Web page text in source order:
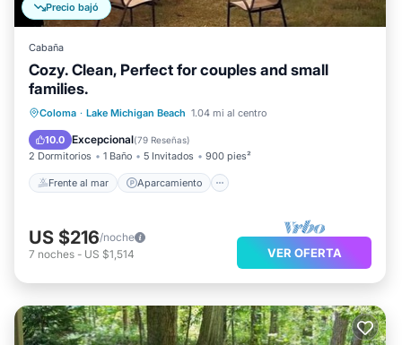
Precio bajó
Cabaña
Cozy. Clean, Perfect for couples and small
families.
Coloma · Lake Michigan Beach 1.04 mi al centro
10.0 Excepcional(79 Reseñas)
2 Dormitorios 1 Baño 5 Invitados 900 pies²
Frente al mar Aparcamiento
Frente al mar
Aparcamiento
Vista al mar
Balcón/Terraza
US $216/noche
7 noches - US $1,514 VER OFERTA